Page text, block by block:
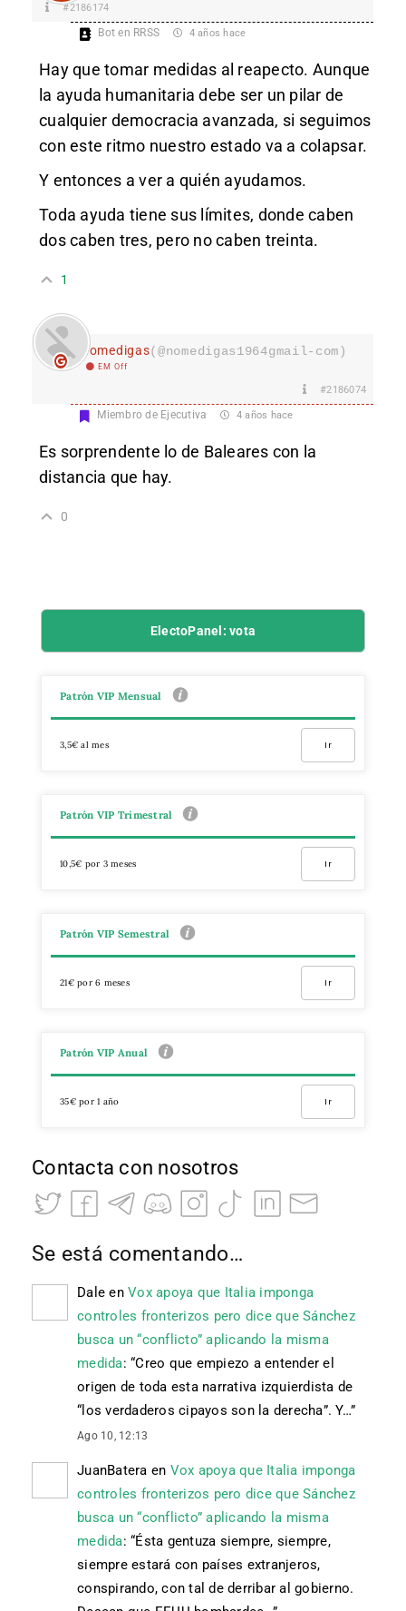
#2186174
Bot en RRSS 4 años hace
Hay que tomar medidas al reapecto. Aunque
la ayuda humanitaria debe ser un pilar de
cualquier democracia avanzada, si seguimos
con este ritmo nuestro estado va a colapsar.
Y entonces a ver a quién ayudamos.
Toda ayuda tiene sus límites, donde caben
dos caben tres, pero no caben treinta.
1
nomedigas(@nomedigas1964gmail-com)
EM Off
#2186074
Miembro de Ejecutiva 4 años hace
Es sorprendente lo de Baleares con la
distancia que hay.
0
ElectoPanel: vota
Patrón VIP Mensual
3,5€ al mes Ir
Patrón VIP Trimestral
10,5€ por 3 meses Ir
Patrón VIP Semestral
21€ por 6 meses Ir
Patrón VIP Anual
35€ por 1 año Ir
Contacta con nosotros
Se está comentando…
Dale en Vox apoya que Italia imponga
controles fronterizos pero dice que Sánchez
busca un “conflicto” aplicando la misma
medida: “Creo que empiezo a entender el
origen de toda esta narrativa izquierdista de
“los verdaderos cipayos son la derecha”. Y…”
Ago 10, 12:13
JuanBatera en Vox apoya que Italia imponga
controles fronterizos pero dice que Sánchez
busca un “conflicto” aplicando la misma
medida: “Ésta gentuza siempre, siempre,
siempre estará con países extranjeros,
conspirando, con tal de derribar al gobierno.